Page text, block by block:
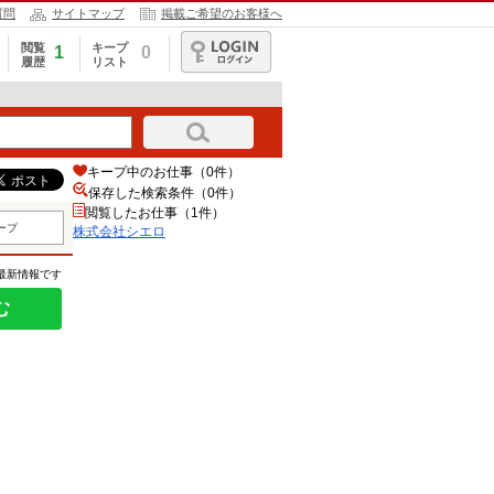
問 サイトマップ 掲載ご希望のお客様へ
閲覧
履歴
1
キープ
リスト
0
ログイン
プ
新情報です
キープ中のお仕事（0件）
保存した検索条件（0件）
閲覧したお仕事（1件）
株式会社シエロ